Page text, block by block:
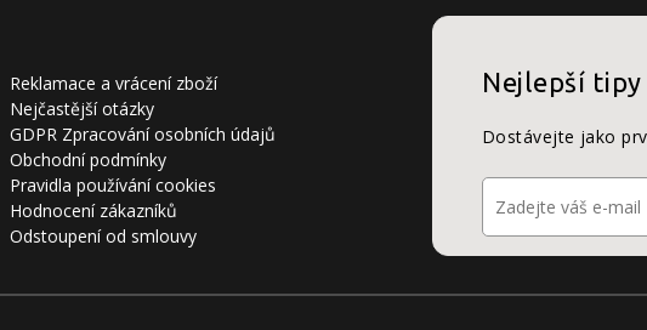
Reklamace a vrácení zboží
Nejčastější otázky
GDPR Zpracování osobních údajů
Obchodní podmínky
Pravidla používání cookies
Hodnocení zákazníků
Odstoupení od smlouvy
Nejlepší
Dostávejte jako